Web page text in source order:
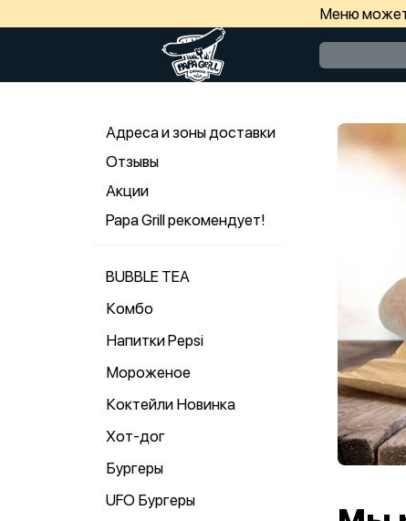
Меню может
Адреса и зоны доставки
Отзывы
Акции
Papa Grill рекомендует!
BUBBLE TEA
Комбо
Напитки Pepsi
Мороженое
Коктейли Новинка
Хот-дог
Бургеры
UFO Бургеры